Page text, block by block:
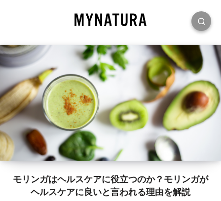
モリンガはヘルスケアに役立つのか？モリンガが
ヘルスケアに良いと言われる理由を解説